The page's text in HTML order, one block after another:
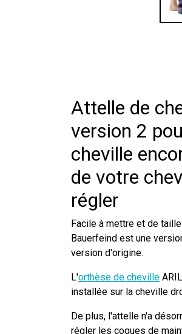
Attelle de
version 2
cheville
de votre
régler
Facile à mettre et de
Bauerfeind est une
version d'origine.
L'orthèse de cheville
installée sur la cheville
De plus, l'attelle n'a
régler les coques de